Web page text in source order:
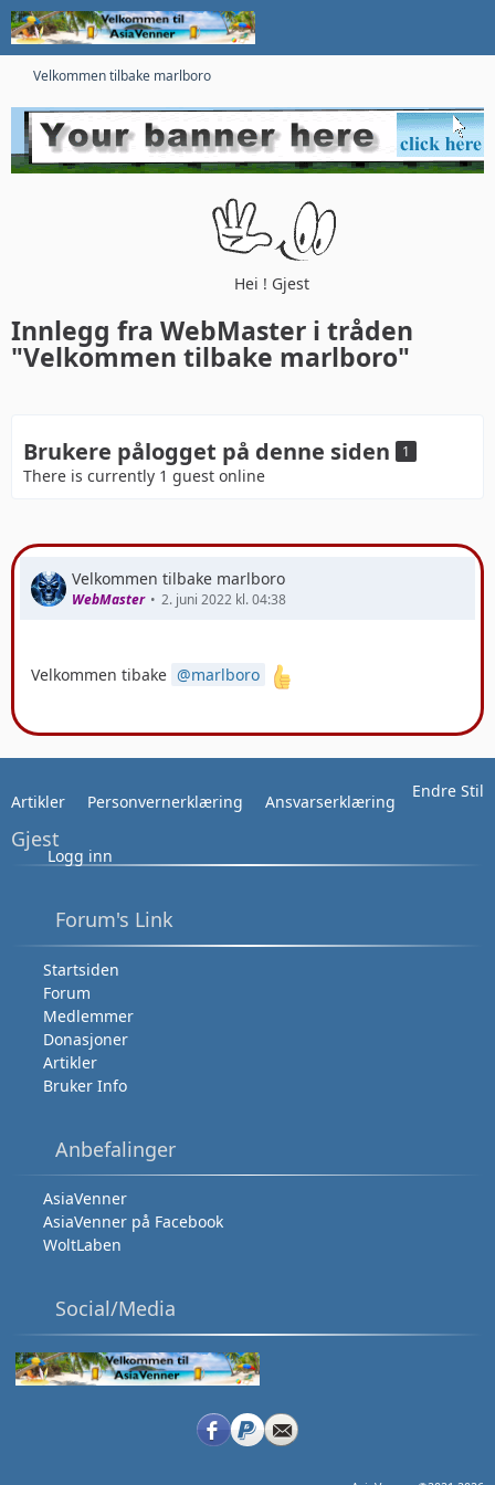
Velkommen tilbake marlboro
Hei ! Gjest
Innlegg fra WebMaster i tråden
"Velkommen tilbake marlboro"
Brukere pålogget på denne siden 1
There is currently 1 guest online
Velkommen tilbake marlboro
WebMaster 2. juni 2022 kl. 04:38
Velkommen tibake marlboro
Endre Stil
Artikler Personvernerklæring Ansvarserklæring
Gjest
Logg inn
Forum's Link
Startsiden
Forum
Medlemmer
Donasjoner
Artikler
Bruker Info
Anbefalinger
AsiaVenner
AsiaVenner på Facebook
WoltLaben
Social/Media